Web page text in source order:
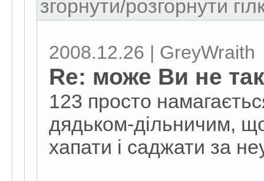
згорнути/розгорнути
2008.12.26 | GreyWraith
Re: може Ви не
123 просто
дядьком-дільничим,
хапати і саджати за